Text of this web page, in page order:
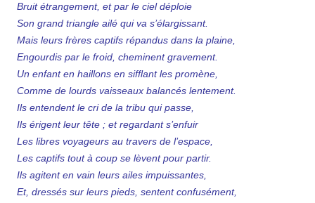
Bruit étrangement, et par le ciel déploie
Son grand triangle ailé qui va s’élargissant.
Mais leurs frères captifs répandus dans la plaine,
Engourdis par le froid, cheminent gravement.
Un enfant en haillons en sifflant les promène,
Comme de lourds vaisseaux balancés lentement.
Ils entendent le cri de la tribu qui passe,
Ils érigent leur tête ; et regardant s’enfuir
Les libres voyageurs au travers de l’espace,
Les captifs tout à coup se lèvent pour partir.
Ils agitent en vain leurs ailes impuissantes,
Et, dressés sur leurs pieds, sentent confusément,